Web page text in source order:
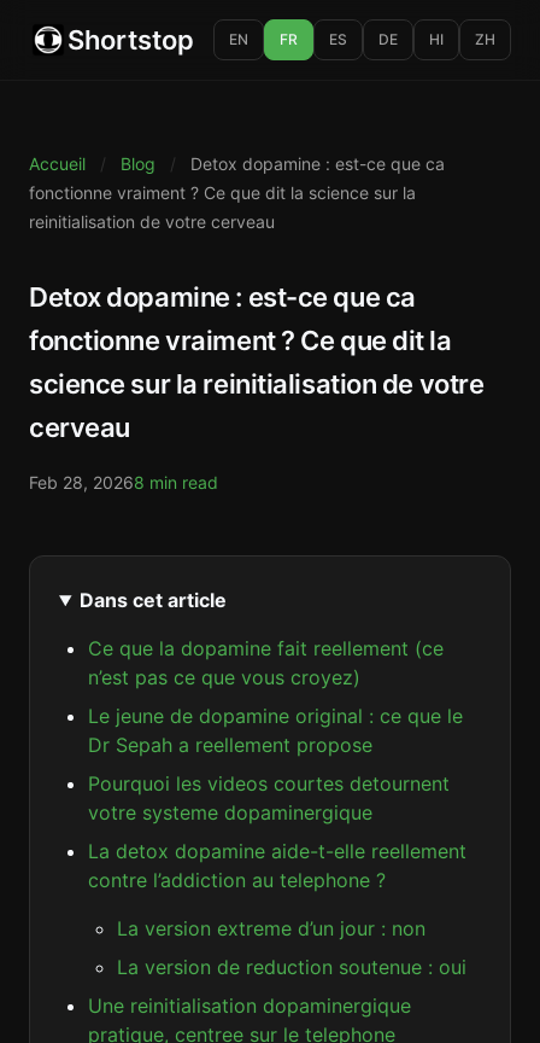
Shortstop EN FR ES DE HI ZH
Accueil / Blog /
Detox dopamine : est-ce que ca
fonctionne vraiment ? Ce que dit la science sur la
reinitialisation de votre cerveau
Detox dopamine : est-ce que ca
fonctionne vraiment ? Ce que dit la
science sur la reinitialisation de votre
cerveau
Feb 28, 20268 min read
Dans cet article
Ce que la dopamine fait reellement (ce
n’est pas ce que vous croyez)
Le jeune de dopamine original : ce que le
Dr Sepah a reellement propose
Pourquoi les videos courtes detournent
votre systeme dopaminergique
La detox dopamine aide-t-elle reellement
contre l’addiction au telephone ?
La version extreme d’un jour : non
La version de reduction soutenue : oui
Une reinitialisation dopaminergique
pratique, centree sur le telephone